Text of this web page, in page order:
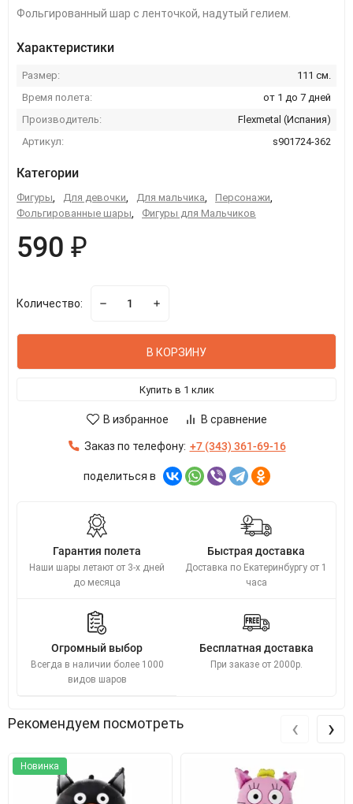
Фольгированный шар с ленточкой, надутый гелием.
Характеристики
Размер:
111 см.
Время полета:
от 1 до 7 дней
Производитель:
Flexmetal (Испания)
Артикул:
s901724-362
Категории
Фигуры, Для девочки, Для мальчика, Персонажи,
Фольгированные шары, Фигуры для Мальчиков
590 ₽
Количество:
В КОРЗИНУ
Купить в 1 клик
В избранное В сравнение
Заказ по телефону: +7 (343) 361-69-16
поделиться в
Гарантия полета
Наши шары летают от 3-х дней
до месяца
Быстрая доставка
Доставка по Екатеринбургу от 1
часа
Огромный выбор
Всегда в наличии более 1000
видов шаров
Бесплатная доставка
При заказе от 2000р.
Рекомендуем посмотреть
Новинка
‹ ›